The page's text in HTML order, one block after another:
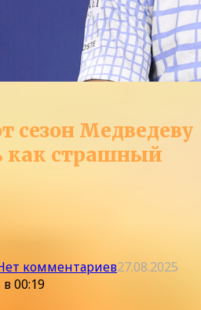
сезон Медведеву
как страшный
комментариев27.08.2025
в 00:19